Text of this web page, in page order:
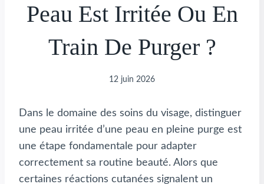
Peau Est Irritée Ou En
Train De Purger ?
12 juin 2026
Dans le domaine des soins du visage, distinguer
une peau irritée d’une peau en pleine purge est
une étape fondamentale pour adapter
correctement sa routine beauté. Alors que
certaines réactions cutanées signalent un